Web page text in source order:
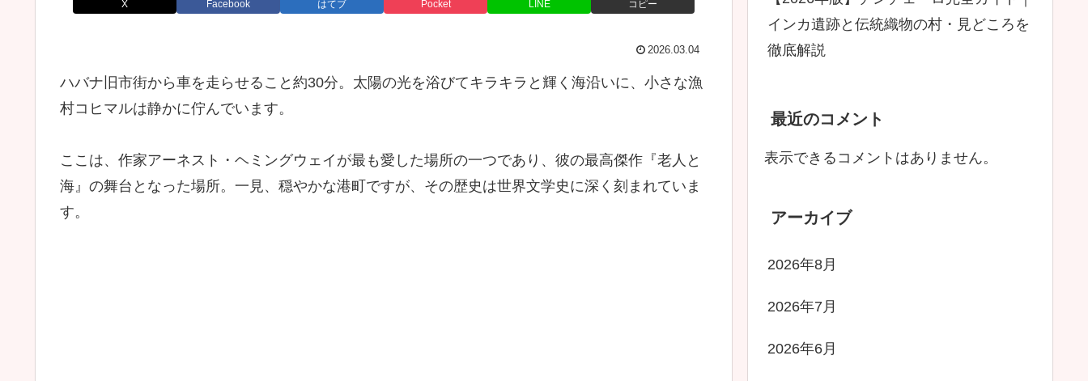
X Facebook はてブ Pocket LINE コピー
2026.03.04
ハバナ旧市街から車を走らせること約30分。太陽の光を浴びてキラキラと輝く海沿いに、小さな漁
村コヒマルは静かに佇んでいます。
ここは、作家アーネスト・ヘミングウェイが最も愛した場所の一つであり、彼の最高傑作『老人と
海』の舞台となった場所。一見、穏やかな港町ですが、その歴史は世界文学史に深く刻まれていま
す。
インカ遺跡と伝統織物の村・見どころを
徹底解説
最近のコメント
表示できるコメントはありません。
アーカイブ
2026年8月
2026年7月
2026年6月